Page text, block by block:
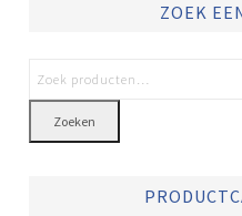
ZOEK
Zoeken